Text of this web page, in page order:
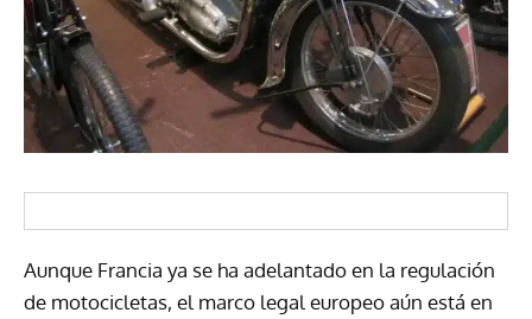
Aunque Francia ya se ha adelantado en la regulación
de motocicletas, el marco legal europeo aún está en